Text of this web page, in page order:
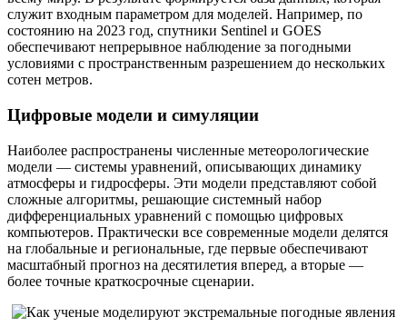
служит входным параметром для моделей. Например, по
состоянию на 2023 год, спутники Sentinel и GOES
обеспечивают непрерывное наблюдение за погодными
условиями с пространственным разрешением до нескольких
сотен метров.
Цифровые модели и симуляции
Наиболее распространены численные метеорологические
модели — системы уравнений, описывающих динамику
атмосферы и гидросферы. Эти модели представляют собой
сложные алгоритмы, решающие системный набор
дифференциальных уравнений с помощью цифровых
компьютеров. Практически все современные модели делятся
на глобальные и региональные, где первые обеспечивают
масштабный прогноз на десятилетия вперед, а вторые —
более точные краткосрочные сценарии.